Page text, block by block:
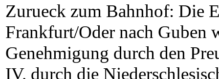
Zurueck zum Bahnhof: Die
Frankfurt/Oder nach Guben
Genehmigung durch den
IV. durch die